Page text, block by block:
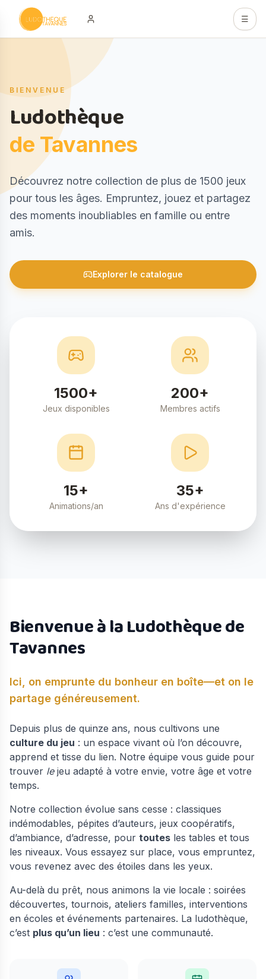
Aller au contenu principal
☰
BIENVENUE
Ludothèque
de Tavannes
Description
Découvrez notre collection de plus de 1500 jeux
pour tous les âges. Empruntez, jouez et partagez
des moments inoubliables en famille ou entre
amis.
Explorer le catalogue
1500+
Jeux disponibles
200+
Membres actifs
15+
Animations/an
35+
Ans d'expérience
Bienvenue à la Ludothèque de
Tavannes
Ici, on emprunte du bonheur en boîte—et on le
partage généreusement.
Depuis plus de quinze ans, nous cultivons une
culture du jeu : un espace vivant où l’on découvre,
apprend et tisse du lien. Notre équipe vous guide pour
trouver lejeu adapté à votre envie, votre âge et votre
temps.
Notre collection évolue sans cesse : classiques
indémodables, pépites d’auteurs, jeux coopératifs,
d’ambiance, d’adresse, pour toutes les tables et tous
les niveaux. Vous essayez sur place, vous empruntez,
vous revenez avec des étoiles dans les yeux.
Au-delà du prêt, nous animons la vie locale : soirées
découvertes, tournois, ateliers familles, interventions
en écoles et événements partenaires. La ludothèque,
c’est plus qu’un lieu : c’est une communauté.